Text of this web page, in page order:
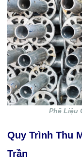
Phế Liệu
Quy Trình Thu
Trần